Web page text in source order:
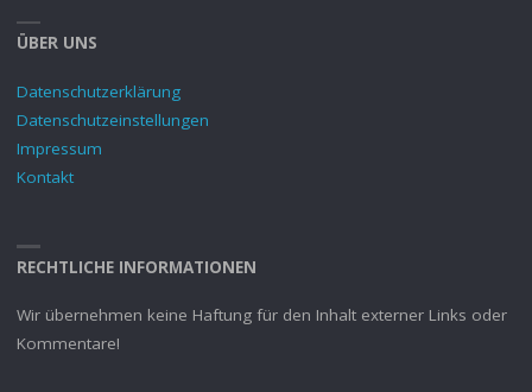
ÜBER UNS
Datenschutzerklärung
Datenschutzeinstellungen
Impressum
Kontakt
RECHTLICHE INFORMATIONEN
Wir übernehmen keine Haftung für den Inhalt externer Links oder
Kommentare!